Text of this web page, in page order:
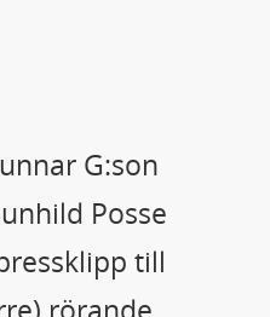
G:son
Posse
till
samling
POSSE
AMELIE POSSE
POSSE